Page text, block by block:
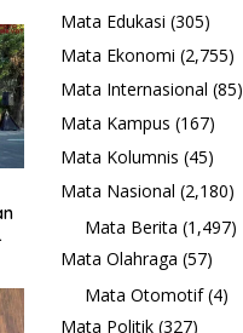
Mata Edukasi (305)
Mata Ekonomi (2,755)
Mata Internasional (85)
Mata Kampus (167)
Mata Kolumnis (45)
Mata Nasional (2,180)
Mata Berita (1,497)
Mata Olahraga (57)
Mata Otomotif(4)
Mata Politik (327)